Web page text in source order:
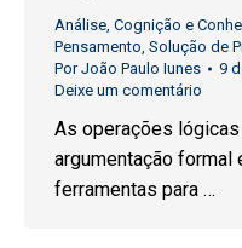
Análise Cognição e
Pensamento Solução de
PorJoão Paulo Iunes
9
Deixe um comentário
As operações
argumentação formal
ferramentas para …